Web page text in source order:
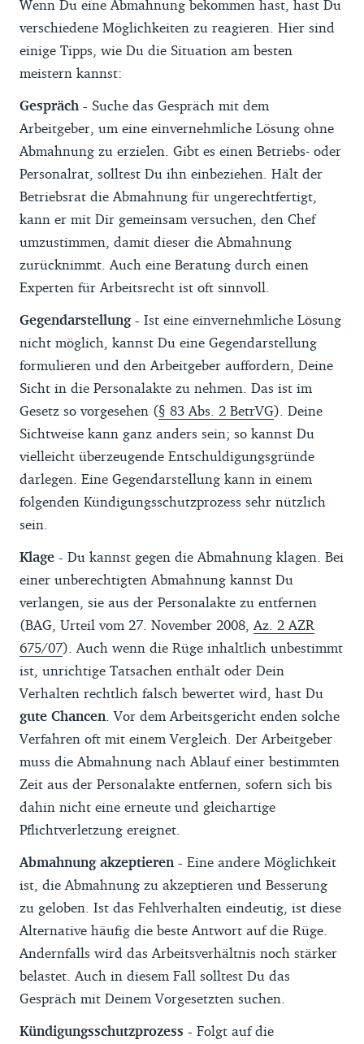
Wenn Du eine Abmahnung bekommen hast, hast Du
verschiedene Möglichkeiten zu reagieren. Hier sind
einige Tipps, wie Du die Situation am besten
meistern kannst:
Gespräch - Suche das Gespräch mit dem
Arbeitgeber, um eine einvernehmliche Lösung ohne
Abmahnung zu erzielen. Gibt es einen Betriebs- oder
Personalrat, solltest Du ihn einbeziehen. Hält der
Betriebsrat die Abmahnung für ungerechtfertigt,
kann er mit Dir gemeinsam versuchen, den Chef
umzustimmen, damit dieser die Abmahnung
zurücknimmt. Auch eine Beratung durch einen
Experten für Arbeitsrecht ist oft sinnvoll.
Gegendarstellung - Ist eine einvernehmliche Lösung
nicht möglich, kannst Du eine Gegendarstellung
formulieren und den Arbeitgeber auffordern, Deine
Sicht in die Personalakte zu nehmen. Das ist im
Gesetz so vorgesehen (§ 83 Abs. 2 BetrVG). Deine
Sichtweise kann ganz anders sein; so kannst Du
vielleicht überzeugende Entschuldigungsgründe
darlegen. Eine Gegendarstellung kann in einem
folgenden Kündigungsschutzprozess sehr nützlich
sein.
Klage - Du kannst gegen die Abmahnung klagen. Bei
einer unberechtigten Abmahnung kannst Du
verlangen, sie aus der Personalakte zu entfernen
(BAG, Urteil vom 27. November 2008, Az. 2 AZR
675/07). Auch wenn die Rüge inhaltlich unbestimmt
ist, unrichtige Tatsachen enthält oder Dein
Verhalten rechtlich falsch bewertet wird, hast Du
gute Chancen . Vor dem Arbeitsgericht enden solche
Verfahren oft mit einem Vergleich. Der Arbeitgeber
muss die Abmahnung nach Ablauf einer bestimmten
Zeit aus der Personalakte entfernen, sofern sich bis
dahin nicht eine erneute und gleichartige
Pflichtverletzung ereignet.
Abmahnung akzeptieren - Eine andere Möglichkeit
ist, die Abmahnung zu akzeptieren und Besserung
zu geloben. Ist das Fehlverhalten eindeutig, ist diese
Alternative häufig die beste Antwort auf die Rüge.
Andernfalls wird das Arbeitsverhältnis noch stärker
belastet. Auch in diesem Fall solltest Du das
Gespräch mit Deinem Vorgesetzten suchen.
Kündigungsschutzprozess - Folgt auf die